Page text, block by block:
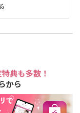
典も多数！
から